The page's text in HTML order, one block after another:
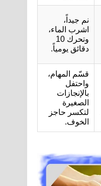
نم جيداً،
اشرب الماء،
وتحرك 10
دقائق يومياً.
قسّم المهام،
واحتفل
بالإنجازات
الصغيرة
لتكسر حاجز
الخوف.